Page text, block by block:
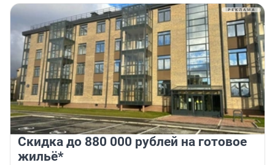
Скидка до 880 000 рублей на готовое
жильё*